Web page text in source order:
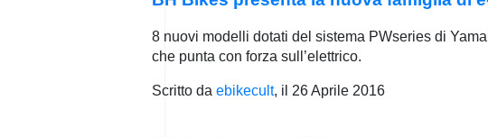
8 nuovi modelli dotati del sistema PWseries di
che punta con forza sull’elettrico.
Scritto da ebikecult, il 26 Aprile 2016